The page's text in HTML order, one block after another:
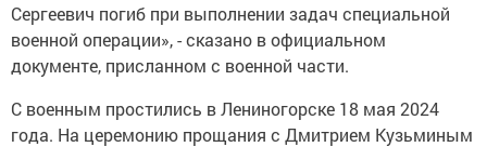
Сергеевич погиб при выполнении задач специальной
военной операции», - сказано в официальном
документе, присланном с военной части.
С военным простились в Лениногорске 18 мая 2024
года. На церемонию прощания с Дмитрием Кузьминым